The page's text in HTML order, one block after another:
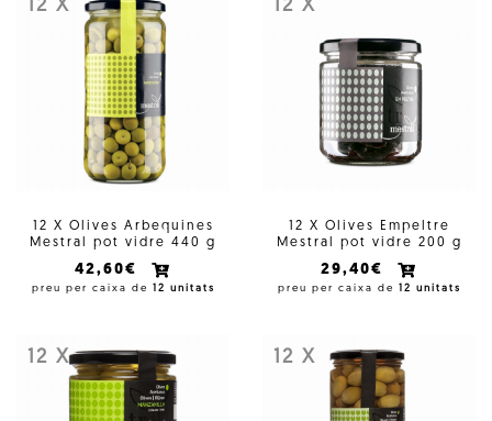
12 X
12 X Olives Arbequines
Mestral pot vidre 440 g
42,60€
preu per caixa de 12 unitats
12 X
12 X Olives Empeltre
Mestral pot vidre 200 g
29,40€
preu per caixa de 12 unitats
12 X 12 X